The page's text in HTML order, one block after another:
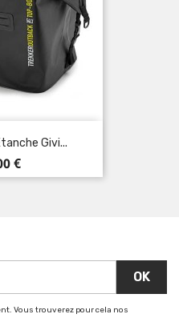
Givi...
€
Vous trouverez pour cela nos